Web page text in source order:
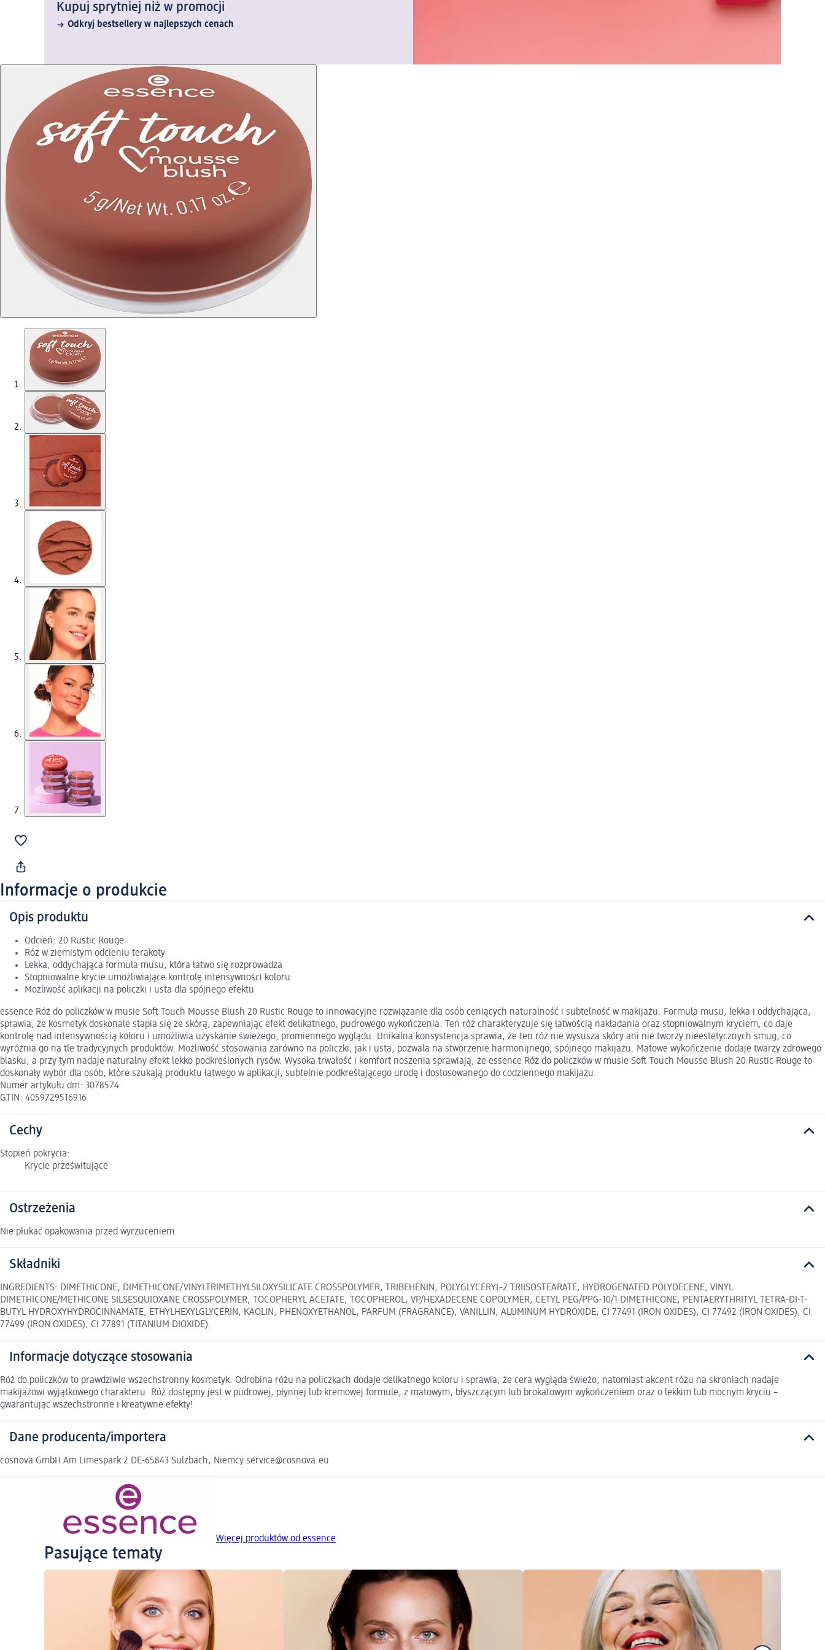
Kupuj sprytniej niż w promocji
Odkryj bestsellery w najlepszych cenach
Informacje o produkcie
Opis produktu
Odcień: 20 Rustic Rouge
Róż w ziemistym odcieniu terakoty
Lekka, oddychająca formuła musu, która łatwo się rozprowadza
Stopniowalne krycie umożliwiające kontrolę intensywności koloru
Możliwość aplikacji na policzki i usta dla spójnego efektu
essence Róż do policzków w musie Soft Touch Mousse Blush 20 Rustic Rouge to innowacyjne rozwiązanie dla osób ceniących naturalność i subtelność w makijażu. Formuła musu, lekka i oddychająca,
sprawia, że kosmetyk doskonale stapia się ze skórą, zapewniając efekt delikatnego, pudrowego wykończenia. Ten róż charakteryzuje się łatwością nakładania oraz stopniowalnym kryciem, co daje
kontrolę nad intensywnością koloru i umożliwia uzyskanie świeżego, promiennego wyglądu. Unikalna konsystencja sprawia, że ten róż nie wysusza skóry ani nie tworzy nieestetycznych smug, co
wyróżnia go na tle tradycyjnych produktów. Możliwość stosowania zarówno na policzki, jak i usta, pozwala na stworzenie harmonijnego, spójnego makijażu. Matowe wykończenie dodaje twarzy zdrowego
blasku, a przy tym nadaje naturalny efekt lekko podkreślonych rysów. Wysoka trwałość i komfort noszenia sprawiają, że essence Róż do policzków w musie Soft Touch Mousse Blush 20 Rustic Rouge to
doskonały wybór dla osób, które szukają produktu łatwego w aplikacji, subtelnie podkreślającego urodę i dostosowanego do codziennego makijażu.
Numer artykułu dm: 3078574
GTIN: 4059729516916
Cechy
Stopień pokrycia:
Krycie prześwitujące
Ostrzeżenia
Nie płukać opakowania przed wyrzuceniem.
Składniki
INGREDIENTS: DIMETHICONE, DIMETHICONE/VINYLTRIMETHYLSILOXYSILICATE CROSSPOLYMER, TRIBEHENIN, POLYGLYCERYL-2 TRIISOSTEARATE, HYDROGENATED POLYDECENE, VINYL
DIMETHICONE/METHICONE SILSESQUIOXANE CROSSPOLYMER, TOCOPHERYL ACETATE, TOCOPHEROL, VP/HEXADECENE COPOLYMER, CETYL PEG/PPG-10/1 DIMETHICONE, PENTAERYTHRITYL TETRA-DI-T-
BUTYL HYDROXYHYDROCINNAMATE, ETHYLHEXYLGLYCERIN, KAOLIN, PHENOXYETHANOL, PARFUM (FRAGRANCE), VANILLIN, ALUMINUM HYDROXIDE, CI 77491 (IRON OXIDES), CI 77492 (IRON OXIDES), CI
77499 (IRON OXIDES), CI 77891 (TITANIUM DIOXIDE).
Informacje dotyczące stosowania
Róż do policzków to prawdziwie wszechstronny kosmetyk. Odrobina różu na policzkach dodaje delikatnego koloru i sprawia, że cera wygląda świeżo, natomiast akcent różu na skroniach nadaje
makijażowi wyjątkowego charakteru. Róż dostępny jest w pudrowej, płynnej lub kremowej formule, z matowym, błyszczącym lub brokatowym wykończeniem oraz o lekkim lub mocnym kryciu –
gwarantując wszechstronne i kreatywne efekty!
Dane producenta/importera
cosnova GmbH Am Limespark 2 DE-65843 Sulzbach, Niemcy service@cosnova.eu
Więcej produktów od essence
Pasujące tematy